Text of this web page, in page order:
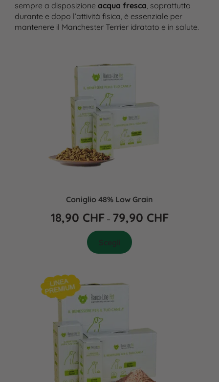
sempre a disposizione acqua fresca, soprattutto
durante e dopo l’attività fisica, è essenziale per
mantenere il Manchester Terrier idratato e in salute.
Coniglio 48% Low Grain
18,90 CHF – 79,90 CHF